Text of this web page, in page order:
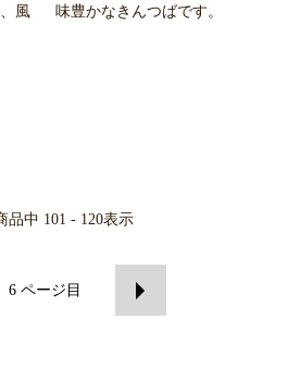
風
味豊かなきんつばです。
品中 101 - 120表示
6 ページ目